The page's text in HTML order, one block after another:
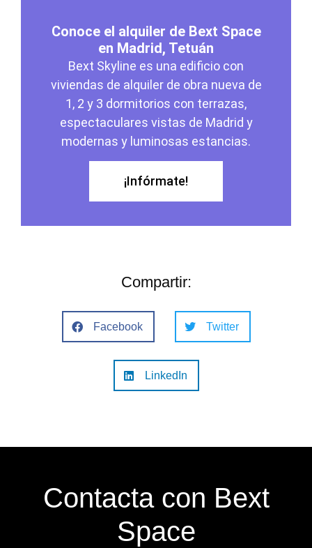
Conoce el alquiler de Bext Space
en Madrid, Tetuán
Bext Skyline es una edificio con
viviendas de alquiler de obra nueva de
1, 2 y 3 dormitorios con terrazas,
espectaculares vistas de Madrid y
modernas y luminosas estancias.
¡Infórmate!
Compartir:
Facebook Twitter
LinkedIn
Contacta con Bext
Space